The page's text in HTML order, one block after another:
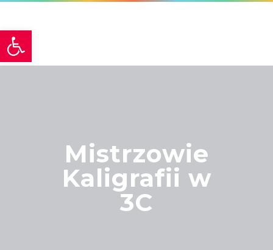
Mistrzowie
Kaligrafii w
3C
Otwórz pasek narzędzi